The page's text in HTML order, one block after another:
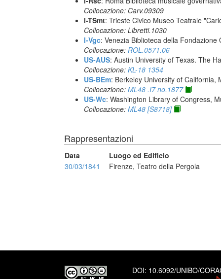
Collocazione: Carv.09309
I-TSmt: Trieste Civico Museo Teatrale
Collocazione: Libretti.1030
I-Vgc: Venezia Biblioteca della Fondazione
Collocazione: ROL.0571.06
US-AUS: Austin University of Texas. The
Collocazione: KL-18 1354
US-BEm: Berkeley University of California,
Collocazione: ML48 .I7 no.1877
US-Wc: Washington Library of Congress,
Collocazione: ML48 [S8718]
Rappresentazioni
Data
Luogo ed Edificio
30/03/1841
Firenze, Teatro della Pergola
DOI: 10.6092/UNIBO/